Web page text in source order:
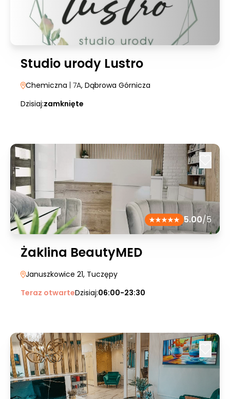
Studio urody Lustro
Chemiczna | 7A, Dąbrowa Górnicza
Dzisiaj:zamknięte
5.00/5
Żaklina BeautyMED
Januszkowice 21, Tuczępy
Teraz otwarteDzisiaj:06:00-23:30